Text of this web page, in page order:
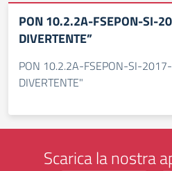
PON 10.2.2A-FSEPON-SI-
DIVERTENTE”
PON 10.2.2A-FSEPON-SI-
DIVERTENTE"
Scarica la nostra